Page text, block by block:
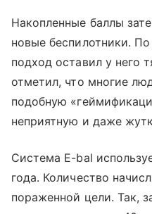
Накопленные баллы
новые беспилотники.
подход оставил у него
отметил, что многие
подобную
неприятную и даже
Система E-bal
года. Количество
пораженной цели. Так,